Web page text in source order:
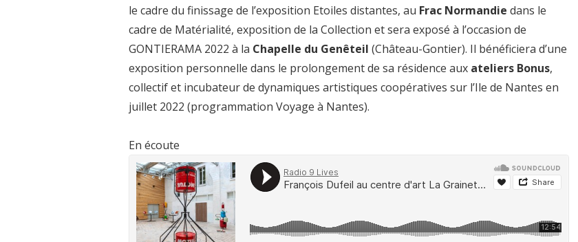
le cadre du finissage de l’exposition Etoiles distantes, au Frac Normandie dans le
cadre de Matérialité, exposition de la Collection et sera exposé à l’occasion de
GONTIERAMA 2022 à la Chapelle du Genêteil (Château-Gontier). Il bénéficiera d’une
exposition personnelle dans le prolongement de sa résidence aux ateliers Bonus,
collectif et incubateur de dynamiques artistiques coopératives sur l’Ile de Nantes en
juillet 2022 (programmation Voyage à Nantes).
En écoute